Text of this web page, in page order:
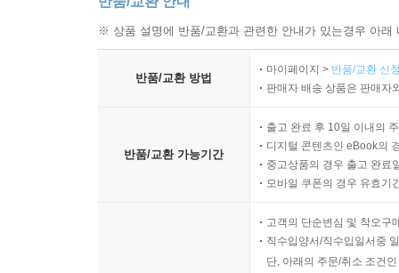
※ 상품 설명에 반품/교환과 관련한 안내가 있는경우 아
반품/교환 방법
마이페이지 > 반품/교환 신
판매자 배송 상품은 판매자
반품/교환 가능기간
출고 완료 후 10일 이내의
디지털 콘텐츠인 eBook의
중고상품의 경우 출고 완료
모바일 쿠폰의 경우 유효기
고객의 단순변심 및 착오구
직수입양서/직수입일서중
단, 아래의 주문/취소 조건